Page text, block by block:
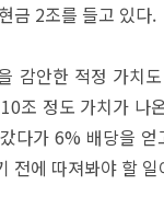
금 2조를 들고 있다.
감안한 적정 가치
조 정도 가치가 나
다가 6% 배당을
전에 따져봐야 할 일